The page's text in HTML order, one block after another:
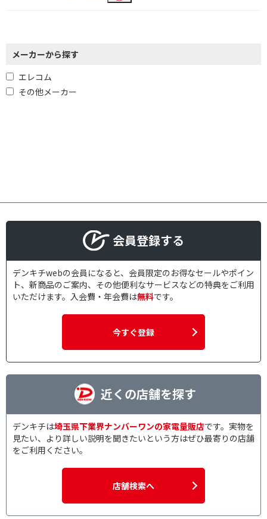
メーカーから探す
エレコム
その他メーカー
会員登録する
デンキチwebの会員になると、会員限定のお得なセールやポイン
ト、新商品のご案内、その他便利なサービスなどの特典をご利用
いただけます。入会費・年会費は無料です。
今すぐ登録
近くの店舗を探す
デンキチは埼玉県下業界ナンバーワンの家電量販店です。実物を
見たい、より詳しい説明を聞きたいという方はぜひ最寄りの店舗
をご利用ください。
店舗検索へ